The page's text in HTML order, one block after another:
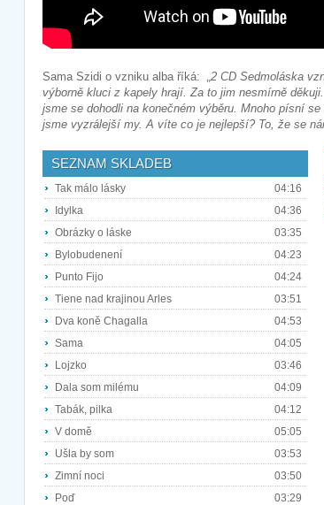
Sama Szidi o vzniku alba říká: „2 CD Sedmoláska
výborně kluci z kapely hrají. Za to jim nesmírně
jsme se dohodli na konečném výběru. Mnoho písní
jsme vyzrálejší my. A víte co je nejlepší? To, že se
SEZNAM SKLADEB
Tak málo lásky
04:16
Idylka
04:36
Obrázky o láske
03:35
Bylobudenení
04:23
Punto Fijo
04:24
Tiene nad krajinou Arles
03:51
Dva koně Chagalla
04:53
Sama
04:05
Lojzko
03:46
Dala som milému
04:09
Tabák, pilka
04:12
V domě
05:05
Ušla by som
03:53
Zimní noci
03:50
Poď
03:29